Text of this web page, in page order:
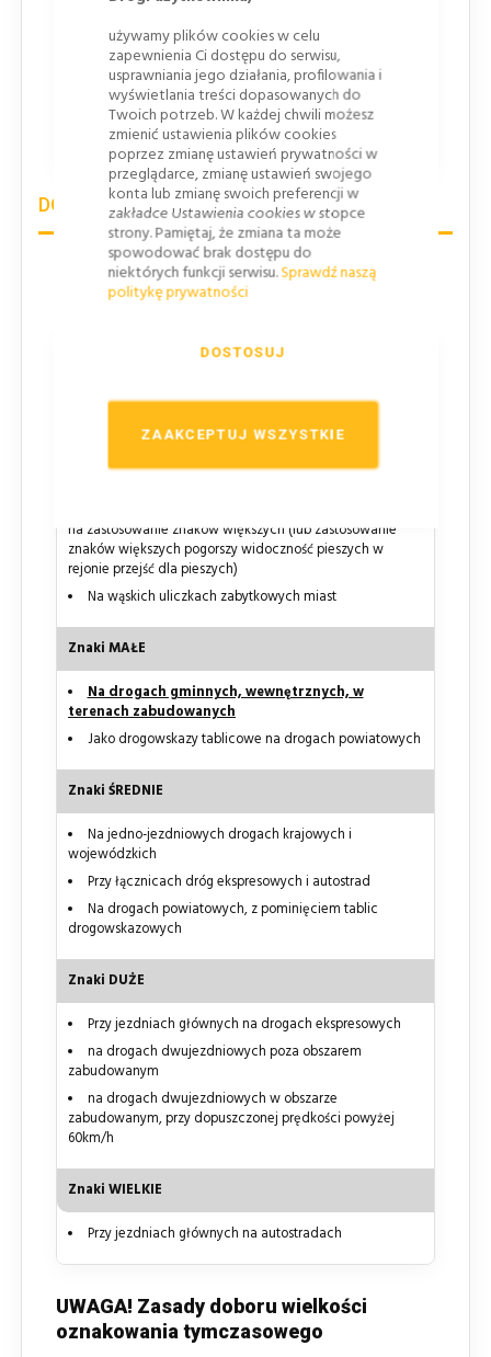
używamy plików cookies w celu
zapewnienia Ci dostępu do serwisu,
usprawniania jego działania, profilowania i
wyświetlania treści dopasowanych do
Twoich potrzeb. W każdej chwili możesz
zmienić ustawienia plików cookies
poprzez zmianę ustawień prywatności w
przeglądarce, zmianę ustawień swojego
konta lub zmianę swoich preferencji w
zakładce Ustawienia cookies w stopce
strony. Pamiętaj, że zmiana ta może
spowodować brak dostępu do
niektórych funkcji serwisu.Sprawdź naszą
politykę prywatności
ZAAKCEPTUJ WSZYSTKIE
DOSTOSUJ
Odporność na korozję
SP1, Stal, powlekana ogniowo i lakierowana
DOBÓR WIELKOŚCI ZNAKÓW DROGOWYCH
Skrócone zasady doboru wielkości znaków w zależności
od rodzaju drogi i usytuowania znaku w tabeli poniżej:
Grupa wielkości znaku
Przewidziana kategorie dróg i miejsca zastosowania
na zastosowanie znaków większych (lub zastosowanie
znaków większych pogorszy widoczność pieszych w
rejonie przejść dla pieszych)
Na wąskich uliczkach zabytkowych miast
Znaki MAŁE
Na drogach gminnych, wewnętrznych, w
terenach zabudowanych
Jako drogowskazy tablicowe na drogach powiatowych
Znaki ŚREDNIE
Na jedno-jezdniowych drogach krajowych i
wojewódzkich
Przy łącznicach dróg ekspresowych i autostrad
Na drogach powiatowych, z pominięciem tablic
drogowskazowych
Znaki DUŻE
Przy jezdniach głównych na drogach ekspresowych
na drogach dwujezdniowych poza obszarem
zabudowanym
na drogach dwujezdniowych w obszarze
zabudowanym, przy dopuszczonej prędkości powyżej
60km/h
Znaki WIELKIE
Przy jezdniach głównych na autostradach
UWAGA! Zasady doboru wielkości
oznakowania tymczasowego